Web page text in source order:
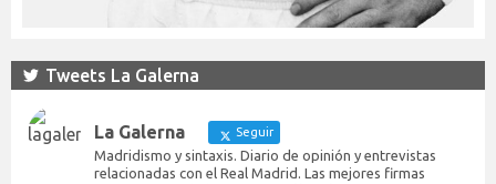
Tweets La Galerna
La Galerna Seguir
Madridismo y sintaxis. Diario de opinión y entrevistas
relacionadas con el Real Madrid. Las mejores firmas